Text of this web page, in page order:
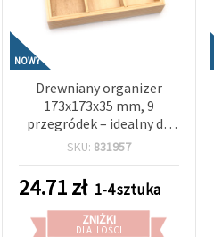
NOWY
Drewniany organizer
173x173x35 mm, 9
przegródek – idealny do
przechowywania,
akcesoriów do rękodzieła
SKU: 831957
24.71zł 1-4 sztuka
ZNIŻKI
DLA ILOŚCI